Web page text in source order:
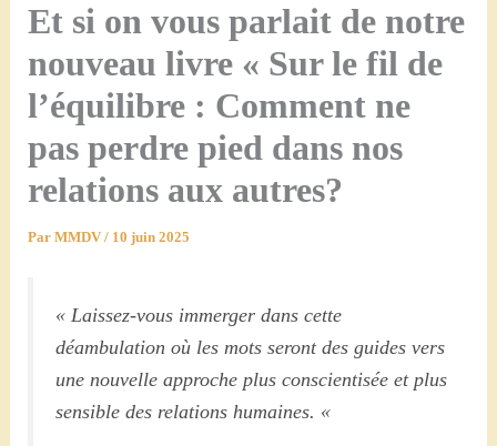
Et si on vous parlait de notre
nouveau livre « Sur le fil de
l’équilibre : Comment ne
pas perdre pied dans nos
relations aux autres?
Par MMDV / 10 juin 2025
« Laissez-vous immerger dans cette
déambulation où les mots seront des guides vers
une nouvelle approche plus conscientisée et plus
sensible des relations humaines. «